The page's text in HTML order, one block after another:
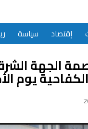
إقتصاد سياسة
الجهة
يوم